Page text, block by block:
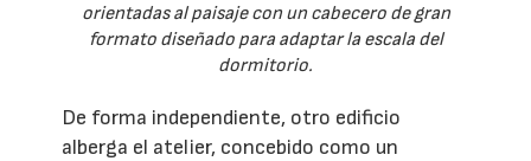
orientadas al paisaje con un cabecero de gran
formato diseñado para adaptar la escala del
dormitorio.
De forma independiente, otro edificio
alberga el atelier, concebido como un